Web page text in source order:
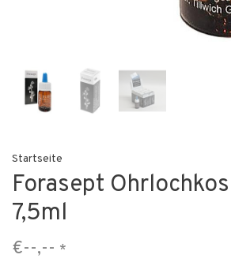
Startseite
Forasept
7,5ml
€--,-- *